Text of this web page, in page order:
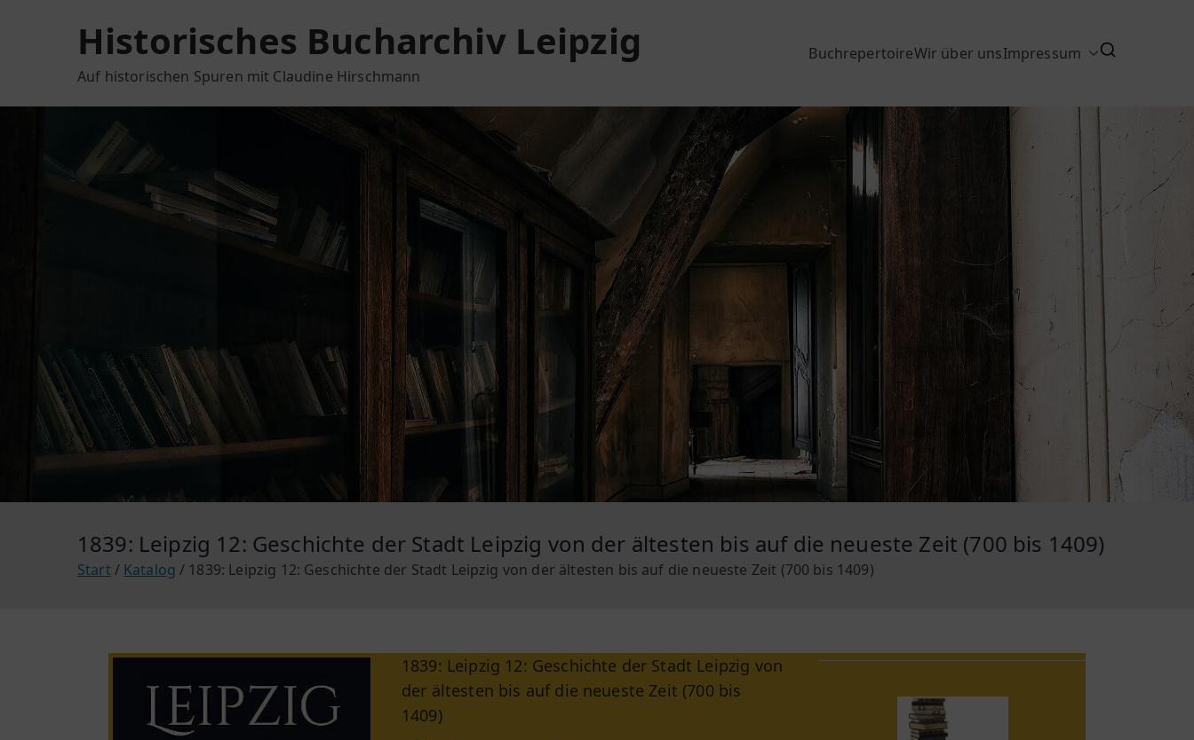
Historisches Bucharchiv Leipzig
Auf historischen Spuren mit Claudine Hirschmann
BuchrepertoireWir über unsImpressum
1839: Leipzig 12: Geschichte der Stadt Leipzig von der ältesten bis auf die neueste Zeit (700 bis 1409)
Start Katalog 1839: Leipzig 12: Geschichte der Stadt Leipzig von der ältesten bis auf die neueste Zeit (700 bis 1409)
1839: Leipzig 12: Geschichte der Stadt Leipzig von
der ältesten bis auf die neueste Zeit (700 bis
1409)